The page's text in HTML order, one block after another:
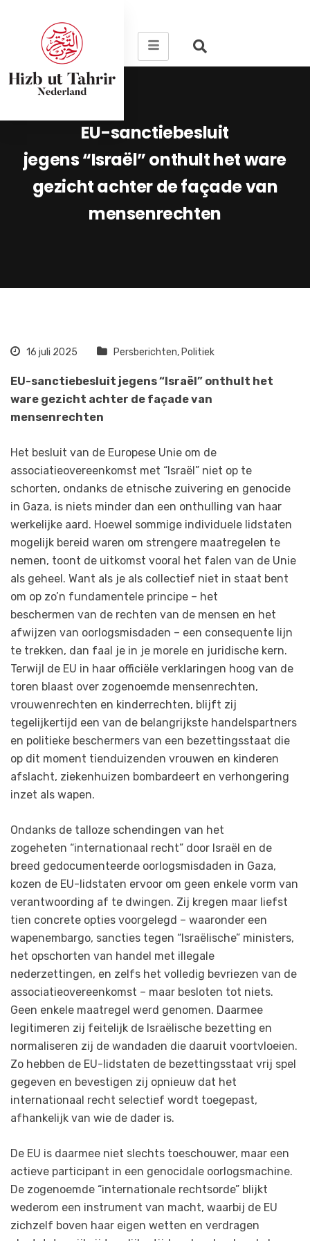
EU-sanctiebesluit
jegens “Israël” onthult het ware
gezicht achter de façade van
mensenrechten
16 juli 2025 Persberichten, Politiek
EU-sanctiebesluit jegens “Israël” onthult het
ware gezicht achter de façade van
mensenrechten
Het besluit van de Europese Unie om de
associatieovereenkomst met “Israël” niet op te
schorten, ondanks de etnische zuivering en genocide
in Gaza, is niets minder dan een onthulling van haar
werkelijke aard. Hoewel sommige individuele lidstaten
mogelijk bereid waren om strengere maatregelen te
nemen, toont de uitkomst vooral het falen van de Unie
als geheel. Want als je als collectief niet in staat bent
om op zo’n fundamentele principe – het
beschermen van de rechten van de mensen en het
afwijzen van oorlogsmisdaden – een consequente lijn
te trekken, dan faal je in je morele en juridische kern.
Terwijl de EU in haar officiële verklaringen hoog van de
toren blaast over zogenoemde mensenrechten,
vrouwenrechten en kinderrechten, blijft zij
tegelijkertijd een van de belangrijkste handelspartners
en politieke beschermers van een bezettingsstaat die
op dit moment tienduizenden vrouwen en kinderen
afslacht, ziekenhuizen bombardeert en verhongering
inzet als wapen.
Ondanks de talloze schendingen van het
zogeheten “internationaal recht” door Israël en de
breed gedocumenteerde oorlogsmisdaden in Gaza,
kozen de EU-lidstaten ervoor om geen enkele vorm van
verantwoording af te dwingen. Zij kregen maar liefst
tien concrete opties voorgelegd – waaronder een
wapenembargo, sancties tegen “Israëlische” ministers,
het opschorten van handel met illegale
nederzettingen, en zelfs het volledig bevriezen van de
associatieovereenkomst – maar besloten tot niets.
Geen enkele maatregel werd genomen. Daarmee
legitimeren zij feitelijk de Israëlische bezetting en
normaliseren zij de wandaden die daaruit voortvloeien.
Zo hebben de EU-lidstaten de bezettingsstaat vrij spel
gegeven en bevestigen zij opnieuw dat het
internationaal recht selectief wordt toegepast,
afhankelijk van wie de dader is.
De EU is daarmee niet slechts toeschouwer, maar een
actieve participant in een genocidale oorlogsmachine.
De zogenoemde “internationale rechtsorde” blijkt
wederom een instrument van macht, waarbij de EU
zichzelf boven haar eigen wetten en verdragen